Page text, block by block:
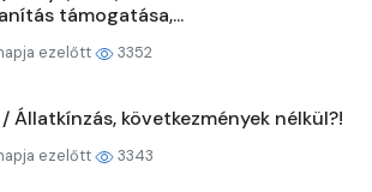
támogatása,...
ezelőtt 3352
/ Állatkínzás, következmények nélkül?!
ezelőtt 3343